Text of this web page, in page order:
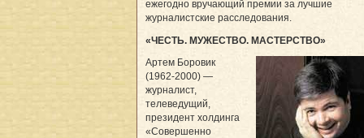
ежегодно вручающий премии за лучшие
журналистские расследования.
«ЧЕСТЬ. МУЖЕСТВО. МАСТЕРСТВО»
Артем Боровик
(1962-2000) —
журналист,
телеведущий,
президент холдинга
«Совершенно